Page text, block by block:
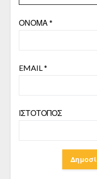
ΌΝΟΜΑ *
EMAIL*
ΙΣΤΌΤΟΠΟΣ